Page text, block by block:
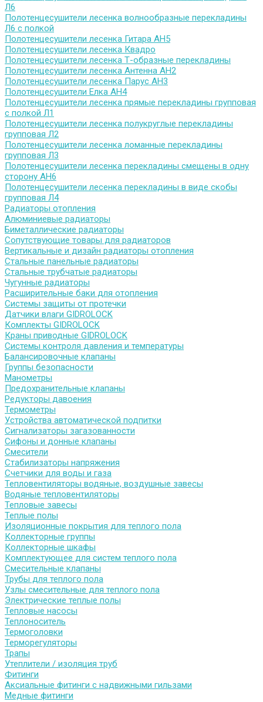
Л6
Полотенцесушители лесенка волнообразные перекладины
Л6 с полкой
Полотенцесушители лесенка Гитара АН5
Полотенцесушители лесенка Квадро
Полотенцесушители лесенка Т-образные перекладины
Полотенцесушители лесенка Антенна АН2
Полотенцесушители лесенка Парус АН3
Полотенцесушители Елка АН4
Полотенцесушители лесенка прямые перекладины групповая
с полкой Л1
Полотенцесушители лесенка полукруглые перекладины
групповая Л2
Полотенцесушители лесенка ломанные перекладины
групповая Л3
Полотенцесушители лесенка перекладины смещены в одну
сторону АН6
Полотенцесушители лесенка перекладины в виде скобы
групповая Л4
Радиаторы отопления
Алюминиевые радиаторы
Биметаллические радиаторы
Сопутствующие товары для радиаторов
Вертикальные и дизайн радиаторы отопления
Стальные панельные радиаторы
Стальные трубчатые радиаторы
Чугунные радиаторы
Расширительные баки для отопления
Системы защиты от протечки
Датчики влаги GIDROLOCK
Комплекты GIDROLOCK
Краны приводные GIDROLOCK
Системы контроля давления и температуры
Балансировочные клапаны
Группы безопасности
Манометры
Предохранительные клапаны
Редукторы давоения
Термометры
Устройства автоматической подпитки
Сигнализаторы загазованности
Сифоны и донные клапаны
Смесители
Стабилизаторы напряжения
Счетчики для воды и газа
Тепловентиляторы водяные, воздушные завесы
Водяные тепловентиляторы
Тепловые завесы
Теплые полы
Изоляционные покрытия для теплого пола
Коллекторные группы
Коллекторные шкафы
Комплектующее для систем теплого пола
Смесительные клапаны
Трубы для теплого пола
Узлы смесительные для теплого пола
Электрические теплые полы
Тепловые насосы
Теплоноситель
Термоголовки
Терморегуляторы
Трапы
Утеплители / изоляция труб
Фитинги
Аксиальные фитинги с надвижными гильзами
Медные фитинги